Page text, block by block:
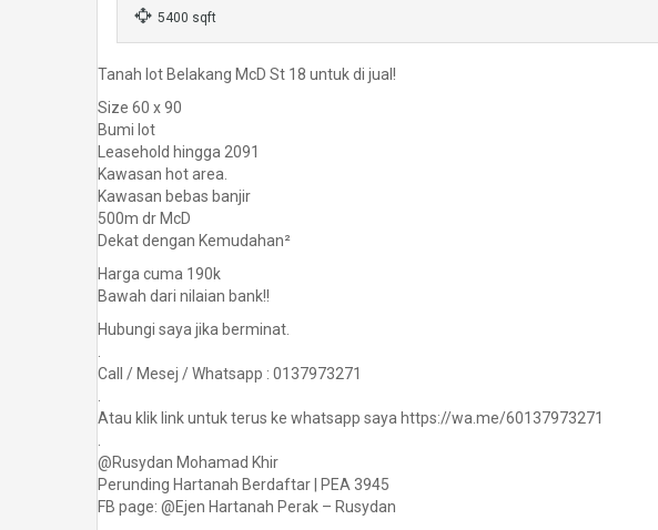
5400 sqft
Tanah lot Belakang McD St 18 untuk di jual!
Size 60 x 90
Bumi lot
Leasehold hingga 2091
Kawasan hot area.
Kawasan bebas banjir
500m dr McD
Dekat dengan Kemudahan²
Harga cuma 190k
Bawah dari nilaian bank!!
Hubungi saya jika berminat.
.
Call / Mesej / Whatsapp : 0137973271
.
Atau klik link untuk terus ke whatsapp saya https://wa.me/60137973271
.
@Rusydan Mohamad Khir
Perunding Hartanah Berdaftar | PEA 3945
FB page: @Ejen Hartanah Perak – Rusydan